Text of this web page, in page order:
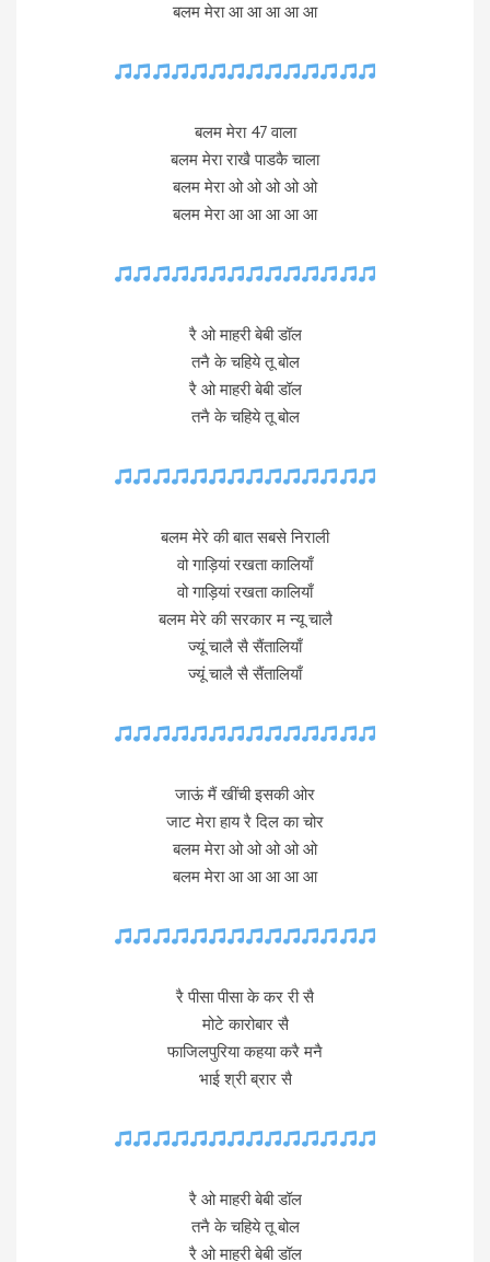
बलम मेरा आ आ आ आ आ
बलम मेरा 47 वाला
बलम मेरा राखै पाडकै चाला
बलम मेरा ओ ओ ओ ओ ओ
बलम मेरा आ आ आ आ आ
रै ओ माहरी बेबी डॉल
तनै के चहिये तू बोल
रै ओ माहरी बेबी डॉल
तनै के चहिये तू बोल
बलम मेरे की बात सबसे निराली
वो गाड़ियां रखता कालियाँ
वो गाड़ियां रखता कालियाँ
बलम मेरे की सरकार म न्यू चालै
ज्यूं चालै सै सैंतालियाँ
ज्यूं चालै सै सैंतालियाँ
जाऊं मैं खींची इसकी ओर
जाट मेरा हाय रै दिल का चोर
बलम मेरा ओ ओ ओ ओ ओ
बलम मेरा आ आ आ आ आ
रै पीसा पीसा के कर री सै
मोटे कारोबार सै
फाजिलपुरिया कहया करै मनै
भाई श्री ब्रार सै
रै ओ माहरी बेबी डॉल
तनै के चहिये तू बोल
रै ओ माहरी बेबी डॉल